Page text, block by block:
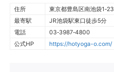
住所
東京都豊島区南池袋
最寄駅
JR池袋駅東口徒歩5分
電話
03‐3987‐4800
公式HP
https://hotyoga-o.com/